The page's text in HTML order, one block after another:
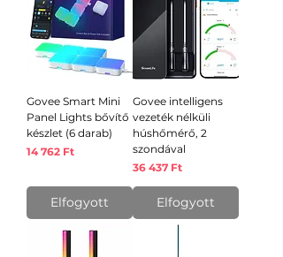
Govee Smart Mini
Panel Lights bővítő
készlet (6 darab)
Ár
14 762 Ft
Elfogyott
Govee intelligens
vezeték nélküli
húshőmérő, 2
szondával
Ár
36 437 Ft
Elfogyott